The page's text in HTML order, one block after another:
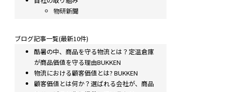
物研新聞
ブログ記事一覧(最新10件)
酷暑の中、商品を守る物流とは？定温倉庫
が商品価値を守る理由BUKKEN
物流における顧客価値とは? BUKKEN
顧客価値とは何か？選ばれる会社が、商品